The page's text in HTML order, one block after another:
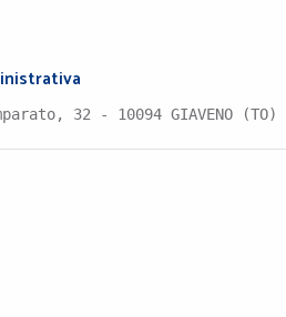
32 - 10094 GIAVENO